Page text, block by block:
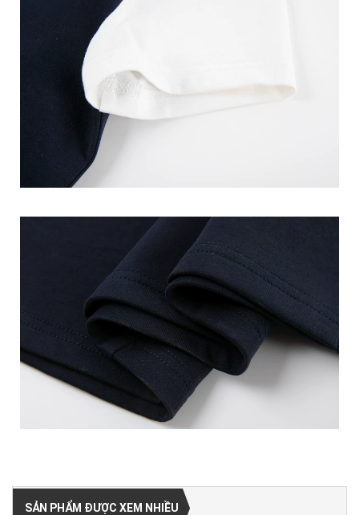
SẢN PHẨM ĐƯỢC XEM NHIỀU